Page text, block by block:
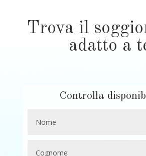
Trova il
adatto a
Controlla